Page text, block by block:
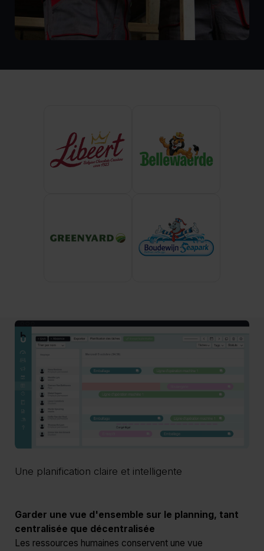
Une planification claire et intelligente
Garder une vue d'ensemble sur le planning, tant
centralisée que décentralisée
Les ressources humaines conservent une vue